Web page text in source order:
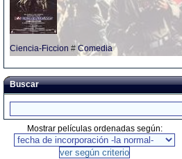
Ciencia-Ficcion # Comedia
Buscar
Mostrar películas ordenadas según: